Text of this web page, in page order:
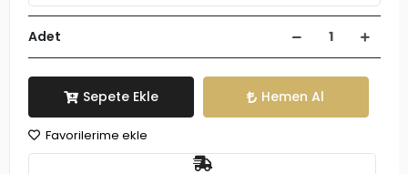
Adet
Sepete Ekle Hemen Al
Favorilerime ekle